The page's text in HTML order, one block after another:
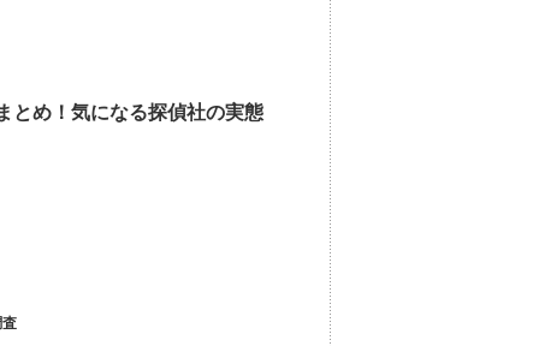
とめ！気になる探偵社の実態